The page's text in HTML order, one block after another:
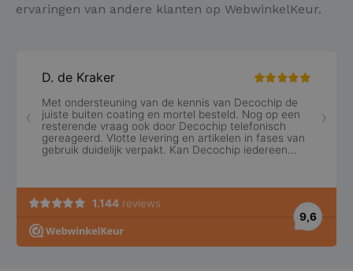
ervaringen van andere klanten op WebwinkelKeur.